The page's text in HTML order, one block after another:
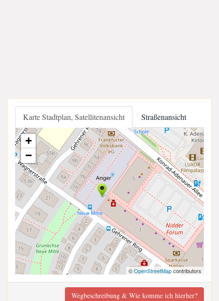
Karte Stadtplan, Satellitenansicht Straßenansicht
+
−
©OpenStreetMapcontributors
Wegbeschreibung & Wie komme ich hierher?